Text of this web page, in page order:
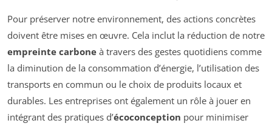
Pour préserver notre environnement, des actions concrètes
doivent être mises en œuvre. Cela inclut la réduction de notre
empreinte carbone à travers des gestes quotidiens comme
la diminution de la consommation d’énergie, l’utilisation des
transports en commun ou le choix de produits locaux et
durables. Les entreprises ont également un rôle à jouer en
intégrant des pratiques d’écoconception pour minimiser